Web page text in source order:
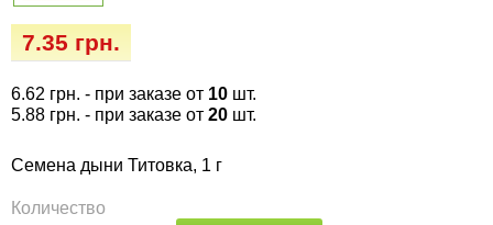
7.35 грн.
6.62 грн. - при заказе от 10 шт.
5.88 грн. - при заказе от 20 шт.
Семена дыни Титовка, 1 г
Количество
Семена перца
Семена петрушки
Семена пряных трав
Удобрения «Сударушка», «Рязаночка»
100 г
Удобрения «Чистый лист» кристаллические
Опрыскиватели
Горшки для цветов, кашпо
Перчатки